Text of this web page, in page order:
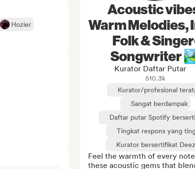
Hozier
Acoustic
Warm Melodies,
Folk &
Songwriter
Kurator Daftar Putar
510.3k
Kurator/profesional
Sangat berdampak
Daftar putar Spotify
Tingkat respons yang
Kurator bersertifikat
Feel the warmth of every
these acoustic gems that